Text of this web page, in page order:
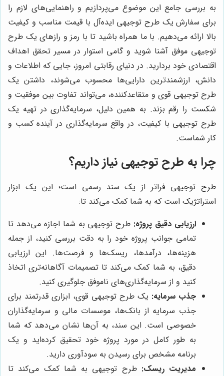
به بررسی جامع این موضوع می‌پردازیم و راهنمایی‌های لازم را
برای سفارش یک طرح توجیهی ایده‌آل با قیمت مناسب و کیفیت
بالا ارائه می‌دهیم. با ما همراه باشید تا با رمز و رازهای یک طرح
توجیهی موفق آشنا شوید و گامی استوار در مسیر تحقق اهداف
اقتصادی خود بردارید. در دنیای رقابتی امروز، جایی که اطلاعات و
دانش، ارزشمندترین دارایی‌ها محسوب می‌شوند، داشتن یک
طرح توجیهی قوی و متقاعدکننده، می‌تواند تفاوت بین موفقیت و
شکست را رقم بزند. به همین دلیل، سرمایه‌گذاری در تهیه یک
طرح توجیهی با کیفیت، در واقع سرمایه‌گذاری در آینده کسب و
کار شماست.
چرا به طرح توجیهی نیاز داریم؟
طرح توجیهی فراتر از یک سند رسمی است؛ این یک ابزار
استراتژیک است که به شما کمک می‌کند تا:
ارزیابی دقیق پروژه: طرح توجیهی به شما اجازه می‌دهد تا
تمامی جوانب پروژه خود را به دقت بررسی کنید، از جمله
هزینه‌ها، درآمدها، ریسک‌ها و فرصت‌ها. این ارزیابی
دقیق، به شما کمک می‌کند تا تصمیمات آگاهانه‌تری اتخاذ
کنید و از سرمایه‌گذاری‌های ناموفق جلوگیری کنید.
جذب سرمایه: یک طرح توجیهی قوی، ابزاری قدرتمند برای
جذب سرمایه از بانک‌ها، موسسات مالی و سرمایه‌گذاران
خصوصی است. این سند، به آن‌ها نشان می‌دهد که شما
به طور کامل در مورد پروژه خود تحقیق کرده‌اید و یک
برنامه مشخص برای رسیدن به سودآوری دارید.
مدیریت ریسک: طرح توجیهی به شما کمک می‌کند تا